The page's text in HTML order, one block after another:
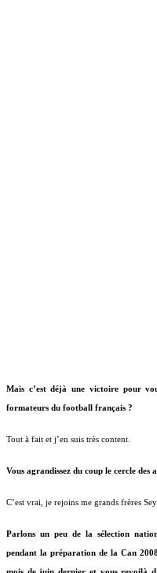
Mais c’est déjà une victoire pour
formateurs du football français ?
Tout à fait et j’en suis très content.
Vous agrandissez du coup le cercle
C’est vrai, je rejoins me grands frères
Parlons un peu de la sélection
pendant la préparation de la Can